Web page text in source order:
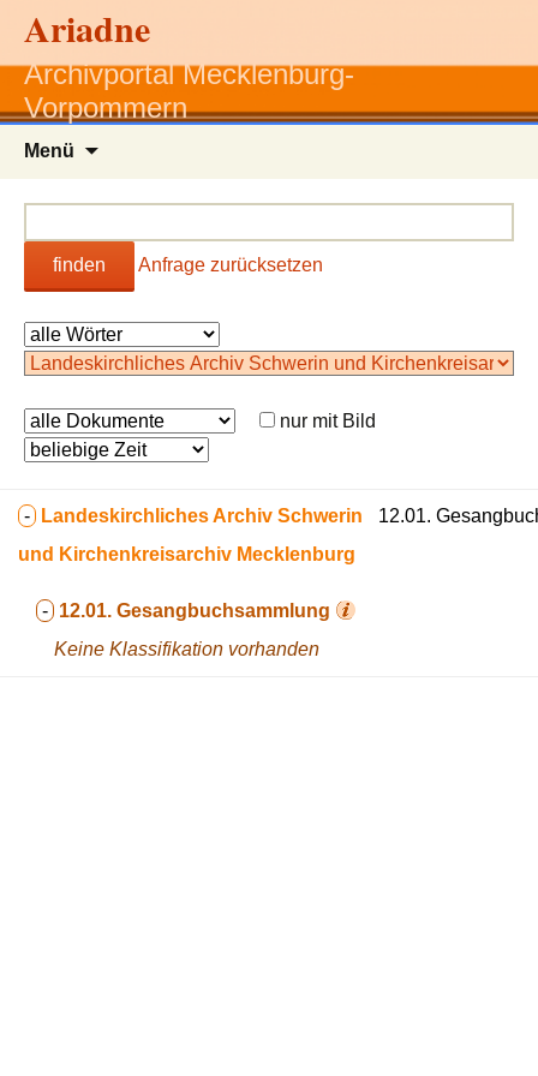
Ariadne
Archivportal Mecklenburg-
Vorpommern
Menü
finden Anfrage zurücksetzen
nur mit Bild
- Landeskirchliches Archiv Schwerin
und Kirchenkreisarchiv Mecklenburg
- 12.01. Gesangbuchsammlung
Keine Klassifikation vorhanden
12.01.